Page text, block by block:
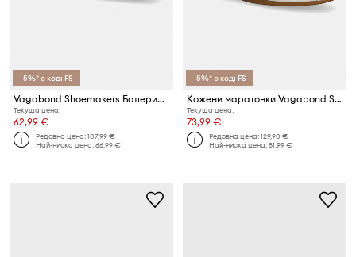
-5%* с код: FS
Vagabond Shoemakers Балерини велурени DELIA
Текуща цена:
62,99 €
Редовна цена:107,99 €
Най-ниска цена:66,99 €
-5%* с код: FS
Кожени маратонки Vagabond Shoemakers HOLLIE
Текуща цена:
73,99 €
Редовна цена:129,90 €
Най-ниска цена:81,99 €